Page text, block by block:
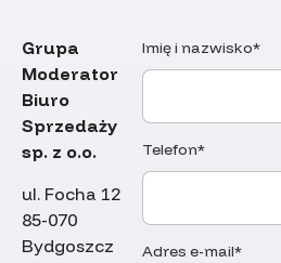
Grupa
Moderator
Biuro
Sprzedaży
sp. z o.o.
ul. Focha 12
85-070
Bydgoszcz
Imię i nazwisko*
Telefon*
Adres e-mail*